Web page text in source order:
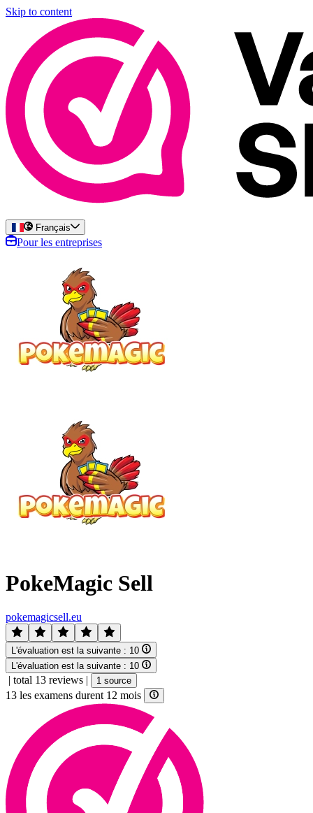
Skip to content
Français
Pour les entreprises
PokeMagic Sell
pokemagicsell.eu
L'évaluation est la suivante : 10
L'évaluation est la suivante : 10
| total 13 reviews | 1 source
13 les examens durent 12 mois